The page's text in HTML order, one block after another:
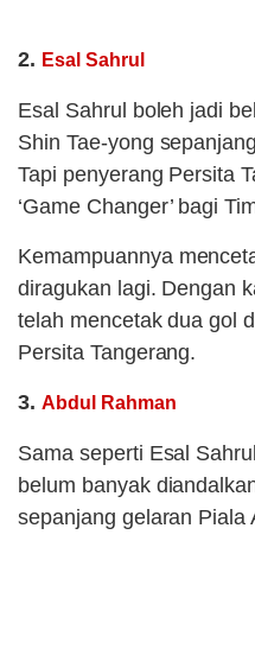
2. Esal Sahrul
Esal Sahrul boleh jadi
Shin Tae-yong
Tapi penyerang Persita
‘Game Changer’ bagi
Kemampuannya
diragukan lagi. Dengan
telah mencetak dua gol
Persita Tangerang.
3. Abdul Rahman
Sama seperti Esal
belum banyak
sepanjang gelaran Piala